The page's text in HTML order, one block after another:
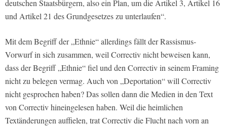
deutschen Staatsbürgern, also ein Plan, um die Artikel 3, Artikel 16
und Artikel 21 des Grundgesetzes zu unterlaufen“.
Mit dem Begriff der „Ethnie“ allerdings fällt der Rassismus-
Vorwurf in sich zusammen, weil Correctiv nicht beweisen kann,
dass der Begriff „Ethnie“ fiel und den Correctiv in seinem Framing
nicht zu belegen vermag. Auch von „Deportation“ will Correctiv
nicht gesprochen haben? Das sollen dann die Medien in den Text
von Correctiv hineingelesen haben. Weil die heimlichen
Textänderungen auffielen, trat Correctiv die Flucht nach vorn an